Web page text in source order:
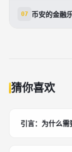
越高，任
07 币安的金融
猜你喜欢
引言：为什么需